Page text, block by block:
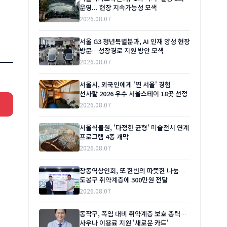
운영... 현장 지속가능성 모색
2026.08.07
서울 G3 청년특별분과, AI 인재 양성 현장
방문…성장경로 지원 방안 모색
2026.08.07
서울시, 외국인에게 '찐 서울' 경험
선사할 2026 우수 서울스테이 18곳 선정
2026.08.07
서울식물원, '다정한 균형' 미술전시 연계
프로그램 4종 개막
2026.08.07
창동역상인회, 또 한번의 따뜻한 나눔…
도봉구 취약계층에 300만원 전달
2026.08.07
동작구, 폭염 대비 취약계층 보호 총력…
사우나 이용료 지원 '새로운 카드'